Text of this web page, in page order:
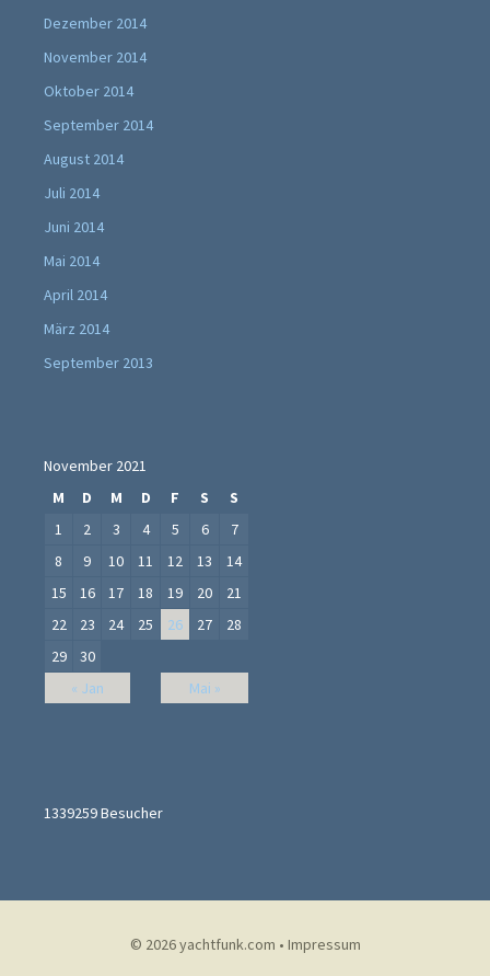
Dezember 2014
November 2014
Oktober 2014
September 2014
August 2014
Juli 2014
Juni 2014
Mai 2014
April 2014
März 2014
September 2013
November 2021
M
D M D F S S
« Jan Mai »
1 2 3 4 5 6
7
8
9 10 11 12 13
14
15
16 17 18 19 20
21
22
23 24 25 26 27
28
29
30
1339259Besucher
© 2026yachtfunk.com • Impressum